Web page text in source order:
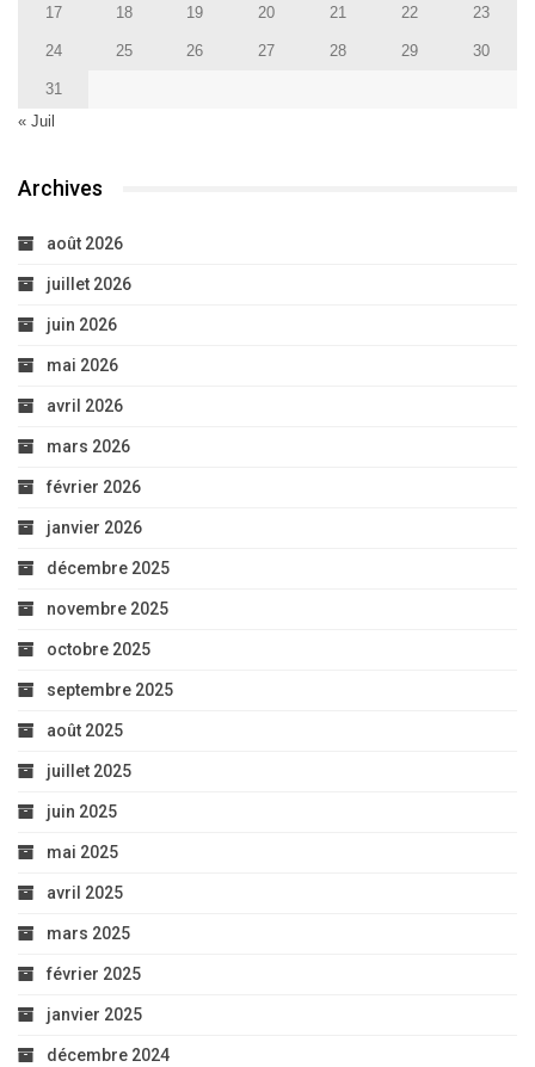
17 18 19 20 21 22 23
24 25 26 27 28 29 30
31
« Juil
Archives
août 2026
juillet 2026
juin 2026
mai 2026
avril 2026
mars 2026
février 2026
janvier 2026
décembre 2025
novembre 2025
octobre 2025
septembre 2025
août 2025
juillet 2025
juin 2025
mai 2025
avril 2025
mars 2025
février 2025
janvier 2025
décembre 2024